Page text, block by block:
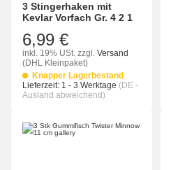
3 Stingerhaken mit
Kevlar Vorfach Gr. 4 2 1
6,99 €
inkl. 19% USt. zzgl. Versand
(DHL Kleinpaket)
Knapper Lagerbestand
Lieferzeit: 1 - 3 Werktage (DE -
Ausland abweichend)